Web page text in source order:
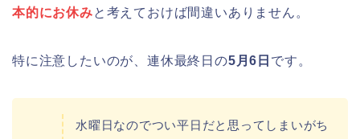
本的にお休みと考えておけば間違いありません。
特に注意したいのが、連休最終日の5月6日 です。
水曜日なのでつい平日だと思ってしまいがち